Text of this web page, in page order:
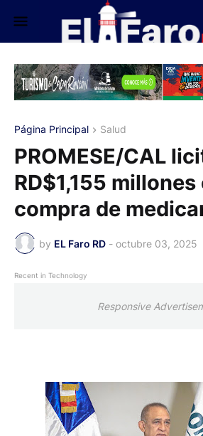
Página Principal Salud
PROMESE/CAL
RD$1,155 millones
compra de
by EL Faro RD - octubre 03, 2025
Recent in Technology
Responsive